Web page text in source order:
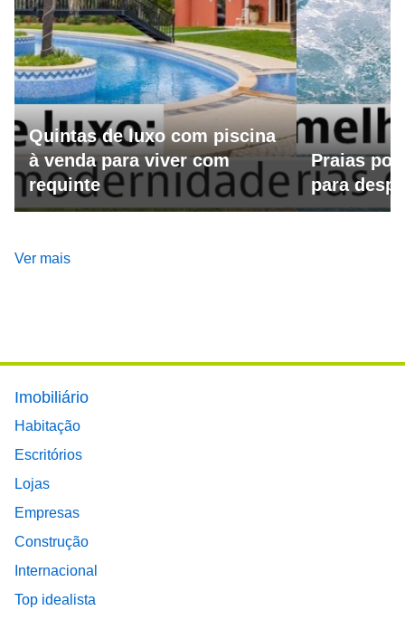
Quintas de luxo com piscina
à venda para viver com
requinte
Praias
para
Ver mais
Footer main menu
Imobiliário
Habitação
Escritórios
Lojas
Empresas
Construção
Internacional
Top idealista